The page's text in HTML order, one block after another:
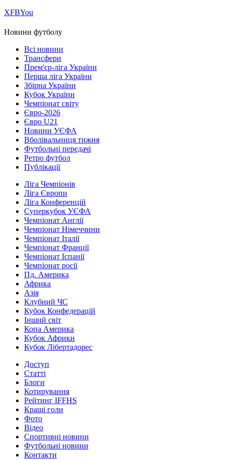
ХFBYou
Новини футболу
Всі новини
Трансфери
Прем'єр-ліга України
Перша ліга України
Збірна України
Кубок України
Чемпіонат світу
Євро-2026
Євро U21
Новини УЄФА
Вболівальниця тижня
Футбольні передачі
Ретро футбол
Публікації
Ліга Чемпіонів
Ліга Європи
Ліга Конференцій
Суперкубок УЄФА
Чемпіонат Англії
Чемпіонат Німеччини
Чемпіонат Італії
Чемпіонат Франції
Чемпіонат Іспанії
Чемпіонат росії
Пд. Америка
Африка
Азія
Клубний ЧС
Кубок Конфедерацій
Інший світ
Копа Америка
Кубок Африки
Кубок Лібертадорес
Доступ
Статті
Блоги
Котирування
Рейтинг IFFHS
Кращі голи
Фото
Відео
Спортивні новини
Футбольні новини
Контакти